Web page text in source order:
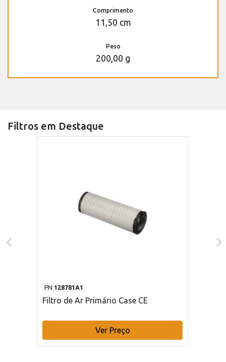
Comprimento
11,50 cm
Peso
200,00 g
Filtros em Destaque
PN 128781A1
Filtro de Ar Primário Case CE
Ver Preço